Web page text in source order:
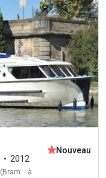
2012
(Bram : à
Nouveau